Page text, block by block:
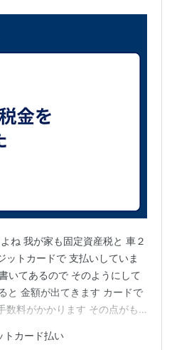
ね 我が家も固定資産税と 車２
ットカードで 支払いしていま
いてあるので そのようにして
と 金額が出てきます カードで
数料がかかります その点がも
賞与から分けているもの 〇家
トカード払い